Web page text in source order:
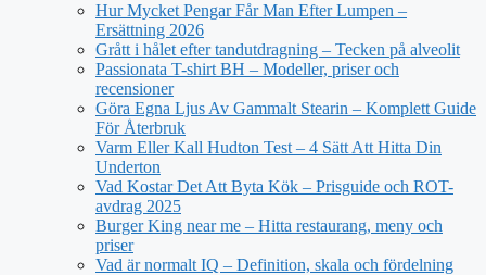
Hur Mycket Pengar Får Man Efter Lumpen –
Ersättning 2026
Grått i hålet efter tandutdragning – Tecken på alveolit
Passionata T-shirt BH – Modeller, priser och
recensioner
Göra Egna Ljus Av Gammalt Stearin – Komplett Guide
För Återbruk
Varm Eller Kall Hudton Test – 4 Sätt Att Hitta Din
Underton
Vad Kostar Det Att Byta Kök – Prisguide och ROT-
avdrag 2025
Burger King near me – Hitta restaurang, meny och
priser
Vad är normalt IQ – Definition, skala och fördelning